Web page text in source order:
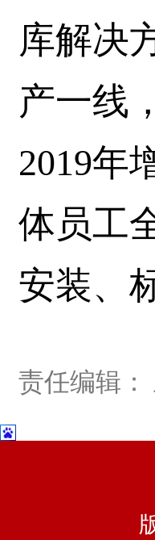
库解决
产一线
2019年
体员工
安装、
责任编辑：